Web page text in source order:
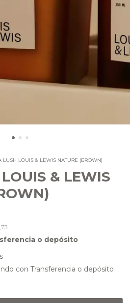
LUSH LOUIS & LEWIS NATURE (BROWN)
& LEWIS
o depósito
con Transferencia o depósito